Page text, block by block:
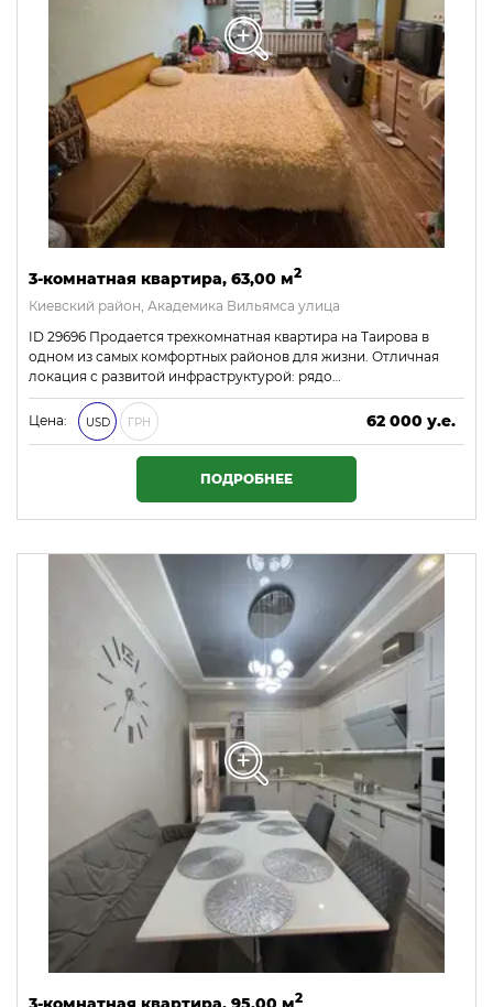
3-комнатная квартира, 63,00 м2
Киевский район, Академика Вильямса улица
ID 29696 Продается трехкомнатная квартира на Таирова в
одном из самых комфортных районов для жизни. Отличная
локация с развитой инфраструктурой: рядо…
Цена: USD ГРН
62 000 у.е.
2 666 000 ₴
ПОДРОБНЕЕ
2